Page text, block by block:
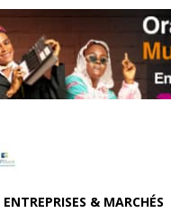
ENTREPRISES & MARCHÉS